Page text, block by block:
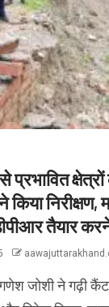
से प्रभावित
किया
तैयार
जोशी ने गढ़ी कैंट